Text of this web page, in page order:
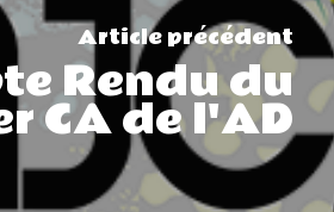
Article précédent
Rendu du
CA de l'AD